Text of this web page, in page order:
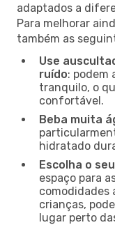
adaptados a
Para melhorar
também as
Use
ruído: podem
tranquilo, o
confortável.
Beba muita
hidratado
Escolha o
espaço para
comodidades
crianças,
lugar perto